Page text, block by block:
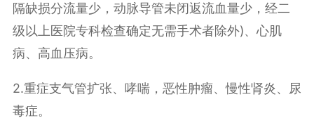
隔缺损分流量少，动脉导管未闭返流血量少，经二
级以上医院专科检查确定无需手术者除外)、心肌
病、高血压病。
2.重症支气管扩张、哮喘，恶性肿瘤、慢性肾炎、尿
毒症。